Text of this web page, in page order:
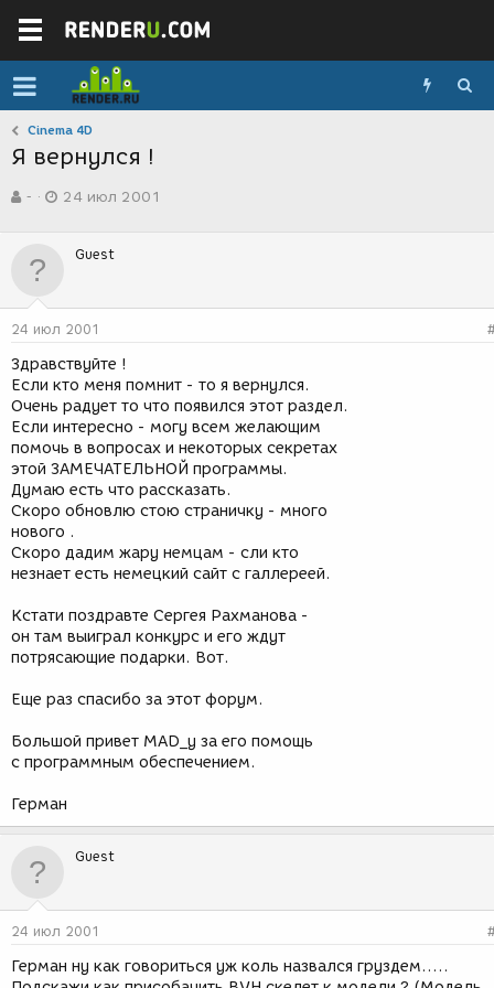
Cinema 4D
Я вернулся !
в
р
м
-
а
д
н
и
я
24 июл 2001
Guest
24 июл 2001
Здравствуйте !
Если кто меня помнит - то я вернулся.
Очень радует то что появился этот раздел.
Если интересно - могу всем желающим
помочь в вопросах и некоторых секретах
этой ЗАМЕЧАТЕЛЬНОЙ программы.
Думаю есть что рассказать.
Скоро обновлю стою страничку - много
нового .
Скоро дадим жару немцам - сли кто
незнает есть немецкий сайт с галлереей.
Кстати поздравте Сергея Рахманова -
он там выиграл конкурс и его ждут
потрясающие подарки. Вот.
Еще раз спасибо за этот форум.
Большой привет MAD_у за его помощь
с программным обеспечением.
Герман
Guest
24 июл 2001
Герман ну как говориться уж коль назвался груздем.....